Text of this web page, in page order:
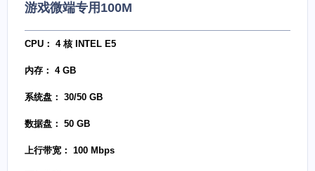
游戏微端专用100M
CPU： 4 核 INTEL E5
内存： 4 GB
系统盘： 30/50 GB
数据盘： 50 GB
上行带宽： 100 Mbps